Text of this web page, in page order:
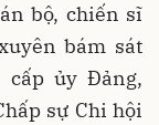
bộ, chiến sĩ
bám sát
ủy Đảng,
sự Chi hội